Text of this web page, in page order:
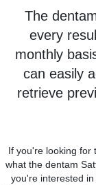
The
every
monthly
can easily
retrieve
If you're looking for
what the dentam
you're interested